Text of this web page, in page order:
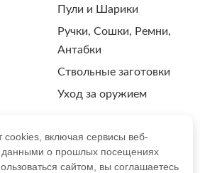
Пули и Шарики
Ручки, Сошки, Ремни,
Антабки
Ствольные заготовки
Уход за оружием
КОНФИДЕНЦИАЛЬНОСТИ
cookies, включая сервисы веб-
о прошлых посещениях
сайтом, вы соглашаетесь